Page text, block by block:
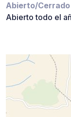
Abierto/Cerrado
Abierto todo el